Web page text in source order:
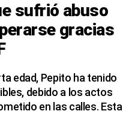
sufrió abuso
gracias
edad, Pepito ha tenido
debido a los actos
en las calles. Esta